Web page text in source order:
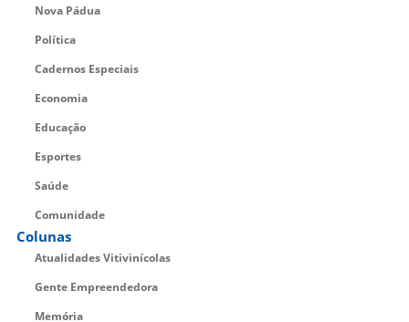
Nova Pádua
Política
Cadernos Especiais
Economia
Educação
Esportes
Saúde
Comunidade
Colunas
Atualidades Vitivinícolas
Gente Empreendedora
Memória